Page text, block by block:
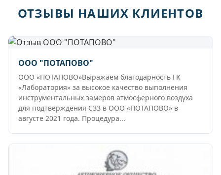
ОТЗЫВЫ НАШИХ КЛИЕНТОВ
ООО "ПОТАПОВО"
ООО «ПОТАПОВО»Выражаем благодарность ГК
«Лаборатория» за высокое качество выполнения
инструментальных замеров атмосферного воздуха
для подтверждения СЗЗ в ООО «ПОТАПОВО» в
августе 2021 года. Процедура...